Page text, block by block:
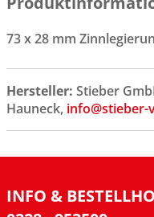
73 x 28 mm
Hersteller: Stieber
Hauneck,
INFO &